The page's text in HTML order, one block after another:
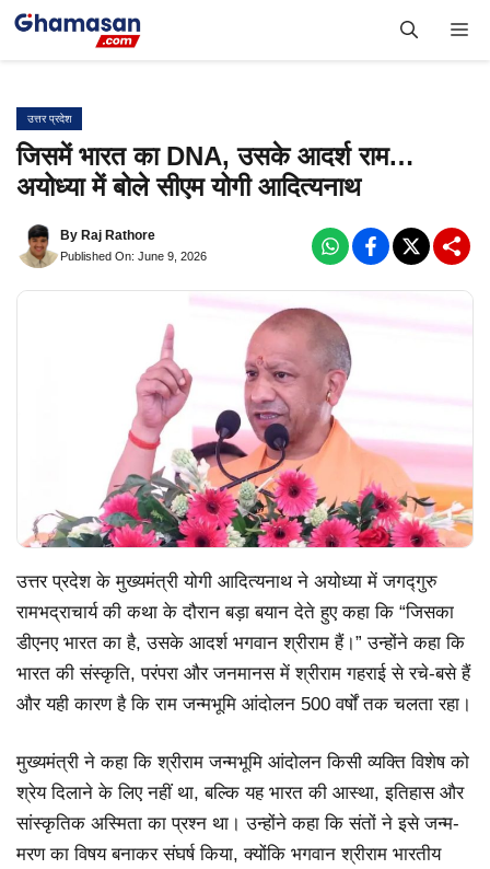
Skip
उत्तर प्रदेश
जिसमें भारत का DNA, उसके आदर्श राम…
अयोध्या में बोले सीएम योगी आदित्यनाथ
By Raj Rathore
Published On: June 9, 2026
उत्तर प्रदेश के मुख्यमंत्री योगी आदित्यनाथ ने अयोध्या में जगद्गुरु
रामभद्राचार्य की कथा के दौरान बड़ा बयान देते हुए कहा कि “जिसका
डीएनए भारत का है, उसके आदर्श भगवान श्रीराम हैं।” उन्होंने कहा कि
भारत की संस्कृति, परंपरा और जनमानस में श्रीराम गहराई से रचे-बसे हैं
और यही कारण है कि राम जन्मभूमि आंदोलन 500 वर्षों तक चलता रहा।
मुख्यमंत्री ने कहा कि श्रीराम जन्मभूमि आंदोलन किसी व्यक्ति विशेष को
श्रेय दिलाने के लिए नहीं था, बल्कि यह भारत की आस्था, इतिहास और
सांस्कृतिक अस्मिता का प्रश्न था। उन्होंने कहा कि संतों ने इसे जन्म-
मरण का विषय बनाकर संघर्ष किया, क्योंकि भगवान श्रीराम भारतीय